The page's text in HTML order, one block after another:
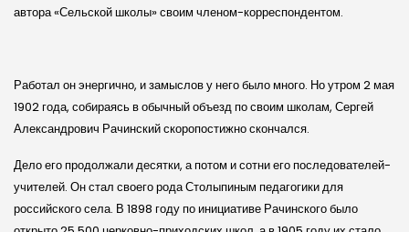
автора «Сельской школы» своим членом-корреспондентом.
Работал он энергично, и замыслов у него было много. Но утром 2 мая
1902 го­да, собираясь в обычный объезд по своим школам, Сергей
Александрович Рачинский скоропостижно скончался.
Дело его продолжали десятки, а потом и сотни его последователей-
учителей. Он стал своего рода Столыпиным педагогики для
российского села. В 1898 году по инициативе Рачинского было